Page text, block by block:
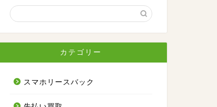
カテゴリー
スマホリースバック